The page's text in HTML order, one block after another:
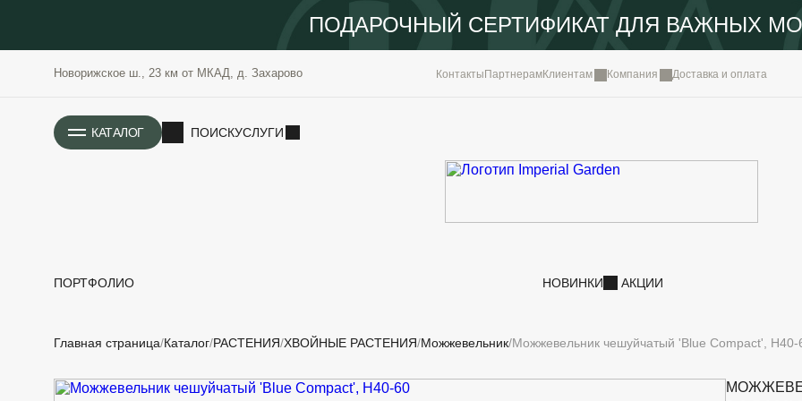
ПОДАРОЧНЫЙ СЕРТИФИКАТ ДЛЯ ВАЖНЫХ
Новорижское ш., 23 км от МКАД, д. Захарово Контакты ПартнерамКлиентам Компания Доставка и оплата
КАТАЛОГ ПОИСКУСЛУГИ
ПОРТФОЛИО НОВИНКИ АКЦИИ
РАСТЕНИЯ
ОЗЕЛЕНЕНИЕ
ИСТОРИЯ
Главная страница Каталог РАСТЕНИЯ ХВОЙНЫЕ РАСТЕНИЯ Можжевельник Можжевельник чешуйчатый 'Blue Compact', H40-